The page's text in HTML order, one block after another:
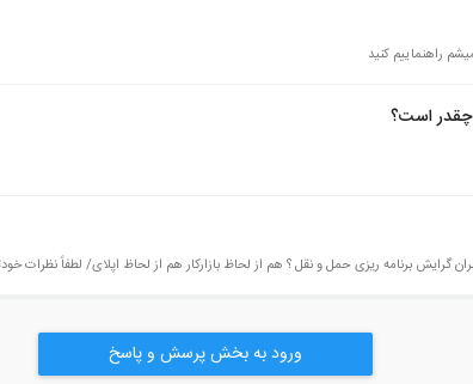
راهنماییم کنید
برنامه ریزی حمل و نقل ؟ هم از لحاظ بازارکار هم از لحاظ اپلای/ لطفاً نظرات
ورود به بخش پرسش و پاسخ